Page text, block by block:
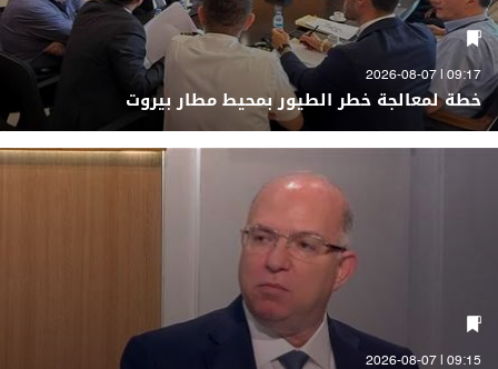
09:17 | 2026-08-07
خطة لمعالجة خطر الطيور بمحيط مطار بيروت
09:15 | 2026-08-07